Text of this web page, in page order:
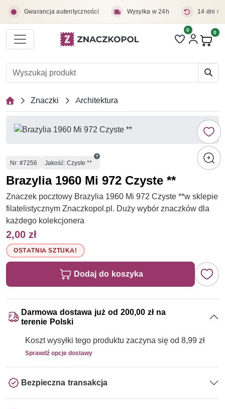
Gwarancja autentyczności Wysyłka w 24h 14 dni
Liczba pozycji
0 0
Znaczki Architektura
Numer
Nr: #7256 Jakość: Czyste **
Brazylia 1960 Mi 972 Czyste **
Znaczek pocztowy Brazylia 1960 Mi 972 Czyste **w sklepie
filatelistycznym Znaczkopol.pl. Duży wybór znaczków dla
każdego kolekcjonera
2,00 zł
OSTATNIA SZTUKA!
Dodaj do koszyka
Darmowa dostawa już od 200,00 zł na
terenie Polski
Koszt wysyłki tego produktu zaczyna się od 8,99 zł
Sprawdź opcje dostawy
Bezpieczna transakcja